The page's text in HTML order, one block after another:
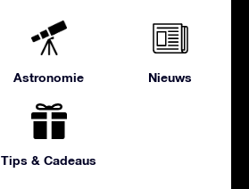
Astronomie Nieuws
Tips & Cadeaus